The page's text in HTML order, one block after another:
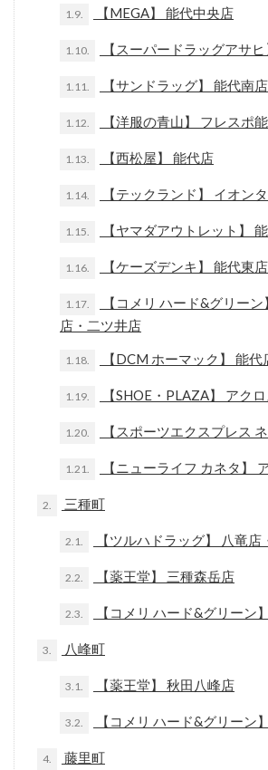
1.9. 【MEGA】 能代中央店
1.10. 【スーパードラッグアサ
1.11. 【サンドラッグ】 能代南店
1.12. 【洋服の青山】 フレスポ
1.13. 【西松屋】 能代店
1.14. 【テックランド】 イオン
1.15. 【ヤマダアウトレット】
1.16. 【ケーズデンキ】 能代東店
1.17.
【コメリ ハード&グリー
店・二ツ井店
1.18. 【DCM ホーマック】 能代
1.19. 【SHOE・PLAZA】 アク
1.20. 【スポーツエクスプレス
1.21. 【ニューライフ カネタ】
2. 三種町
2.1. 【ツルハドラッグ】 八竜店
2.2. 【薬王堂】 三種森岳店
2.3. 【コメリ ハード&グリーン
3. 八峰町
3.1. 【薬王堂】 秋田八峰店
3.2. 【コメリ ハード&グリーン
4. 藤里町